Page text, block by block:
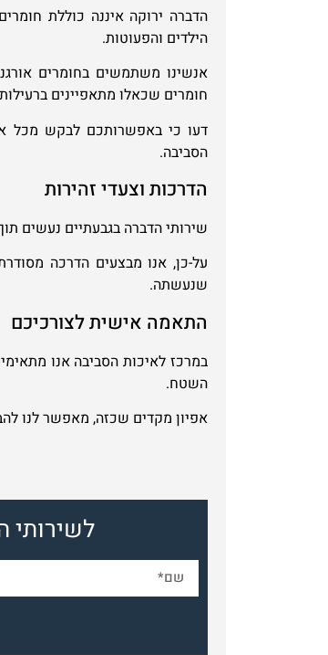
הדברה ירוקה איננה כוללת
הילדים והפעוטות.
אנשינו משתמשים בחומרים
חומרים שכאלו מתאפיינים
דעו כי באפשרותכם לבקש מכל
הסביבה.
הדרכות וצעדי זהירות
שירותי הדברה בגבעתיים נעשים
על-כן, אנו מבצעים הדרכה
שנעשתה.
התאמה אישית לצורכיכם
במרכז לאיכות הסביבה אנו
השטח.
אפיון מקדים שכזה, מאפשר לנו
לשירותי